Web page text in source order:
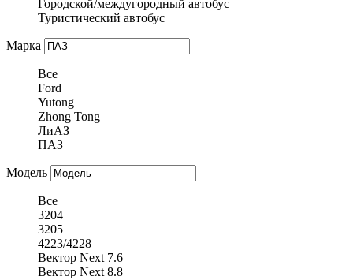
Городской/междугородный автобус
Туристический автобус
Марка
Все
Ford
Yutong
Zhong Tong
ЛиАЗ
ПАЗ
Модель
Все
3204
3205
4223/4228
Вектор Next 7.6
Вектор Next 8.8